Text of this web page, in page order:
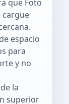
que Foto
cargue
espacio
para
y no
la
superior